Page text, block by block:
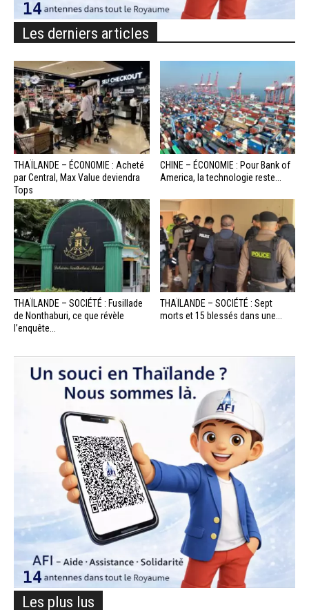
Les derniers articles
THAÏLANDE – ÉCONOMIE : Acheté
par Central, Max Value deviendra
Tops
CHINE – ÉCONOMIE : Pour Bank of
America, la technologie reste...
THAÏLANDE – SOCIÉTÉ : Fusillade
de Nonthaburi, ce que révèle
l’enquête...
THAÏLANDE – SOCIÉTÉ : Sept
morts et 15 blessés dans une...
Les plus lus